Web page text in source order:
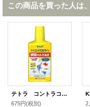
この商品を買った人は
テトラ コントラコロライン 500ml
675円(税別)